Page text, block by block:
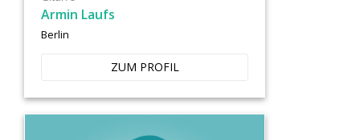
Armin Laufs
Berlin
ZUM PROFIL